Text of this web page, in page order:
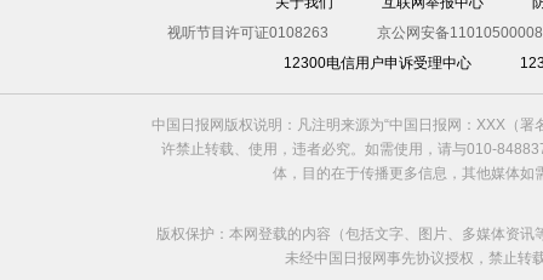
视听节目许可证0108263
京公网安备
12300电信用户申诉受理中心
中国日报网版权说明：凡注明来源为“中国日报网：XXX（
许禁止转载、使用，违者必究。如需使用，请与010-
体，目的在于传播更多信息，其他媒体
版权保护：本网登载的内容（包括文字、图片、多媒体资
未经中国日报网事先协议授权，禁止转